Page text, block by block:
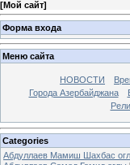
[Мой сайт]
Форма входа
Меню сайта
НОВОСТИ
Города Азербайджана
Categories
Абдуллаев Мамиш Шахбас